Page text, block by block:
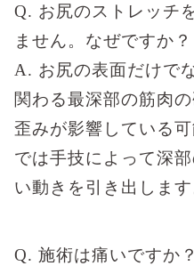
Q. お尻のストレッチ
ません。なぜですか？
A. お尻の表面だけで
関わる最深部の筋肉
歪みが影響している
では手技によって深
い動きを引き出します
Q. 施術は痛いですか？